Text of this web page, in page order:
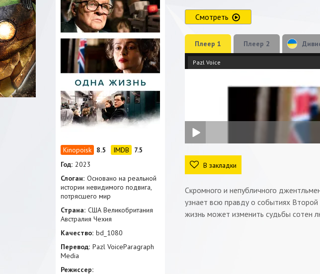
0
1 2 3 4 5 Смотреть
Плеер 1 Плеер 2
Pazl Voice
В закладки
Скромного и непубличного
узнает всю правду о событиях
жизнь может изменить судьбы сотен
8.5
7.5
Год: 2023
Слоган: Основано на реальной
истории невидимого подвига,
потрясшего мир
Страна: США Великобритания
Австралия Чехия
Качество: bd_1080
Перевод: Pazl VoiceParagraph
Media
Режиссер: